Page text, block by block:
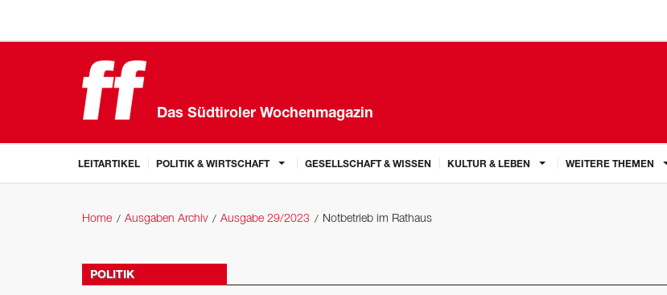
Das Südtiroler Wochenmagazin
LEITARTIKEL POLITIK & WIRTSCHAFT GESELLSCHAFT & WISSEN KULTUR & LEBEN WEITERE THEMEN
Home Ausgaben Archiv Ausgabe 29/2023 Notbetrieb im Rathaus
POLITIK